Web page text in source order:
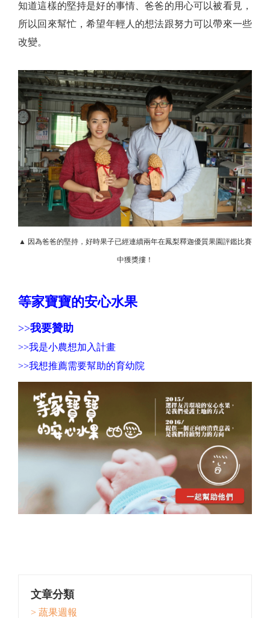
知道這樣的堅持是好的事情、爸爸的用心可以被看見，
所以回來幫忙，希望年輕人的想法跟努力可以帶來一些
改變。
▲ 因為爸爸的堅持，好時果子已經連續兩年在鳳梨釋迦優質果園評鑑比賽
中獲獎摟！
等家寶寶的安心水果
>>我要贊助
>>我是小農想加入計畫
>>我想推薦需要幫助的育幼院
文章分類
> 蔬果週報